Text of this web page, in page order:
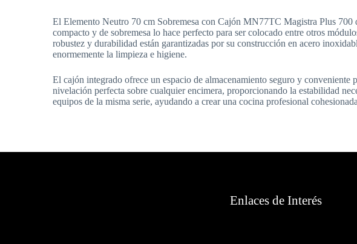
El Elemento Neutro 70 cm Sobremesa con Cajón MN77TC Magistra Plus
compacto y de sobremesa lo hace perfecto para ser colocado entre otros
robustez y durabilidad están garantizadas por su construcción en acero
enormemente la limpieza e higiene.
El cajón integrado ofrece un espacio de almacenamiento seguro y
nivelación perfecta sobre cualquier encimera, proporcionando la estabilidad
equipos de la misma serie, ayudando a crear una cocina profesional
Enlaces de Interés